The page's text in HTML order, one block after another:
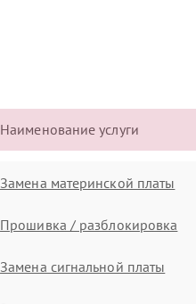
Наименование услуги
Замена материнской платы
Прошивка / разблокировка
Замена сигнальной платы